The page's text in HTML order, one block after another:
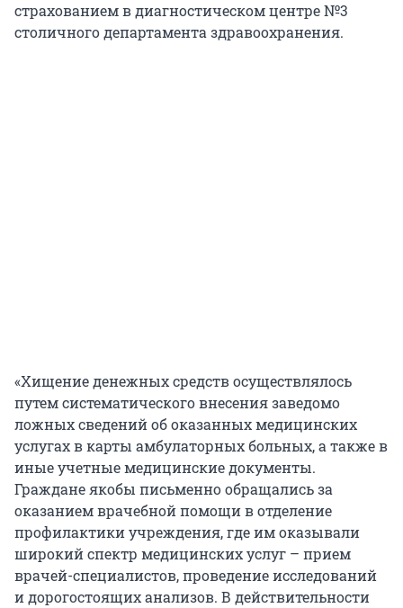
страхованием в диагностическом центре №3
столичного департамента здравоохранения.
«Хищение денежных средств осуществлялось
путем систематического внесения заведомо
ложных сведений об оказанных медицинских
услугах в карты амбулаторных больных, а также в
иные учетные медицинские документы.
Граждане якобы письменно обращались за
оказанием врачебной помощи в отделение
профилактики учреждения, где им оказывали
широкий спектр медицинских услуг – прием
врачей-специалистов, проведение исследований
и дорогостоящих анализов. В действительности